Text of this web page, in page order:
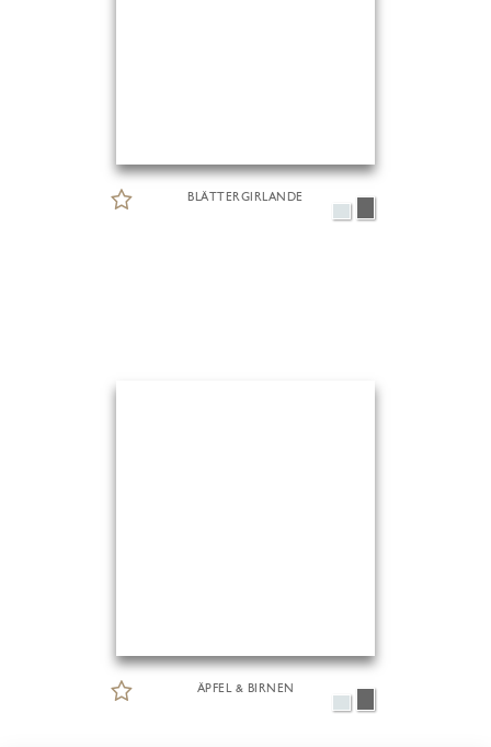
BLÄTTERGIRLANDE
ÄPFEL & BIRNEN